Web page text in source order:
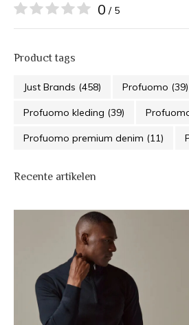
0 / 5
Product tags
Just Brands (458) Profuomo (39)
Profuomo kleding (39)
Profuomo premium denim (11)
Recente artikelen